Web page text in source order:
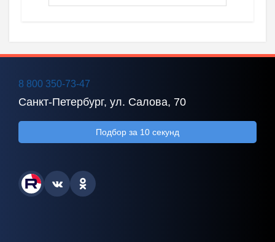
8 800 350-73-47
Санкт-Петербург, ул. Салова, 70
Подбор за 10 секунд